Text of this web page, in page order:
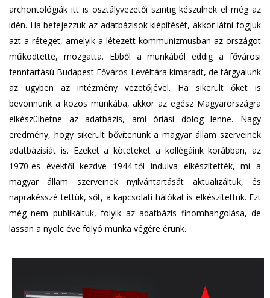
archontológiák itt is osztályvezetői szintig készülnek el még az
idén. Ha befejezzük az adatbázisok kiépítését, akkor látni fogjuk
azt a réteget, amelyik a létezett kommunizmusban az országot
működtette, mozgatta. Ebből a munkából eddig a fővárosi
fenntartású Budapest Főváros Levéltára kimaradt, de tárgyalunk
az ügyben az intézmény vezetőjével. Ha sikerült őket is
bevonnunk a közös munkába, akkor az egész Magyarországra
elkészülhetne az adatbázis, ami óriási dolog lenne. Nagy
eredmény, hogy sikerült bővítenünk a magyar állam szerveinek
adatbázisiát is. Ezeket a köteteket a kollégáink korábban, az
1970-es évektől kezdve 1944-től indulva elkészítették, mi a
magyar állam szerveinek nyilvántartását aktualizáltuk, és
naprakésszé tettük, sőt, a kapcsolati hálókat is elkészítettük. Ezt
még nem publikáltuk, folyik az adatbázis finomhangolása, de
lassan a nyolc éve folyó munka végére érünk.